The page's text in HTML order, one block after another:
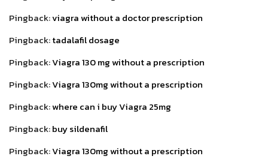
Pingback:viagra without a doctor prescription
Pingback:tadalafil dosage
Pingback:Viagra 130 mg without a prescription
Pingback:Viagra 130mg without a prescription
Pingback:where can i buy Viagra 25mg
Pingback:buy sildenafil
Pingback:Viagra 130mg without a prescription